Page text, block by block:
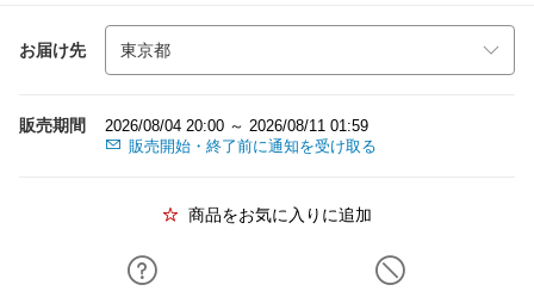
お届け先
販売期間
2026/08/04 20:00 ～ 2026/08/11 01:59
販売開始・終了前に通知を受け取る
商品をお気に入りに追加